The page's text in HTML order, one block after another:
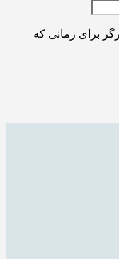
برای زمانی که